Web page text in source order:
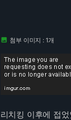
 첨부 이미지 : 1개
리치킹 이후에 접었